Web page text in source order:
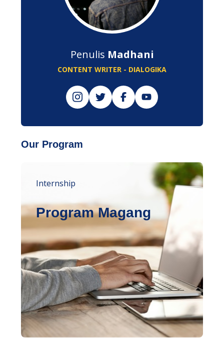
Penulis Madhani
CONTENT WRITER - DIALOGIKA
Our Program
Internship
Program Magang